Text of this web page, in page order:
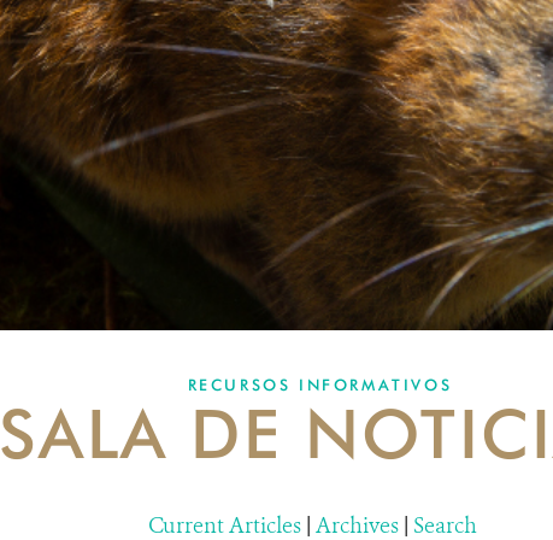
RECURSOS INFORMATIVOS
SALA DE
Current Articles | Archives | Search